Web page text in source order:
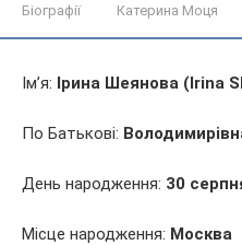
Біографії Катерина Моця
Ім’я: Ірина Шеянова (Irina
По Батькові:
День народження: 30
Місце народження: Москва